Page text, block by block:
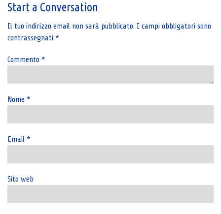
Start a Conversation
Il tuo indirizzo email non sarà pubblicato. I campi obbligatori sono
contrassegnati *
Commento *
Nome *
Email *
Sito web